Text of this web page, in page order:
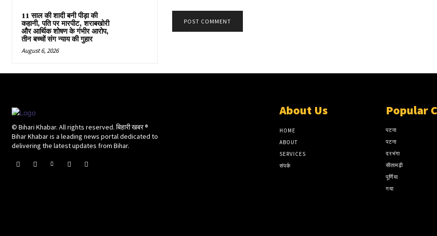
11 साल की शादी बनी पीड़ा की
कहानी, पति पर मारपीट, शराबखोरी
और आर्थिक शोषण के गंभीर आरोप,
तीन बच्चों संग न्याय की गुहार
August 6, 2026
© Bihari Khabar. All rights reserved. बिहारी खबर ®​
Bihar Khabar is a leading news portal dedicated to
delivering the latest updates from Bihar.
About Us
HOME
ABOUT
SERVICES
संपर्क
Popular
पटना
पटना
दरभंगा
सीतामढ़ी
पूर्णिया
गया